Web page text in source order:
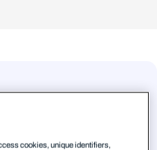
cookies, unique identifiers,